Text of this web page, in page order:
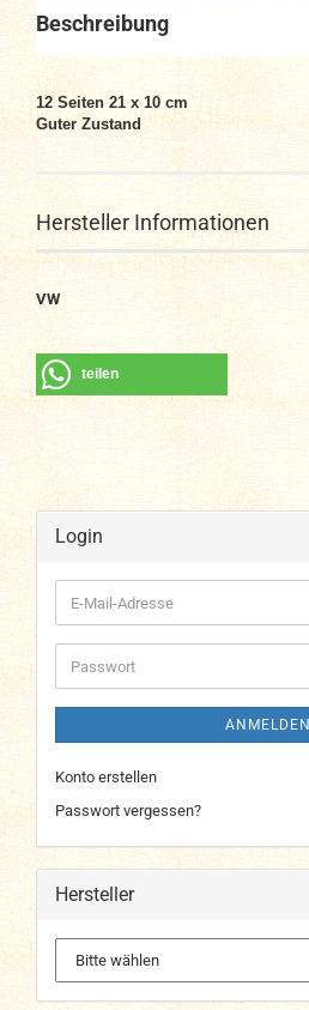
Beschreibung
12 Seiten 21 x 10 cm
Guter Zustand
Hersteller Informationen
VW
teilen
Login
E-
Mail-
Adresse
Passwort
ANMELDEN
Konto erstellen
Passwort vergessen?
Hersteller